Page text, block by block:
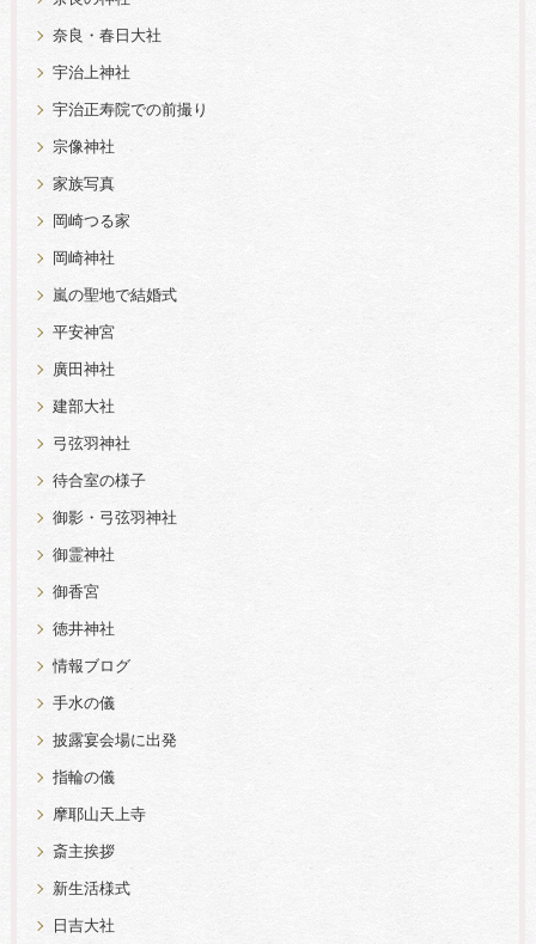
奈良・春日大社
宇治上神社
宇治正寿院での前撮り
宗像神社
家族写真
岡崎つる家
岡崎神社
嵐の聖地で結婚式
平安神宮
廣田神社
建部大社
弓弦羽神社
待合室の様子
御影・弓弦羽神社
御霊神社
御香宮
徳井神社
情報ブログ
手水の儀
披露宴会場に出発
指輪の儀
摩耶山天上寺
斎主挨拶
新生活様式
日吉大社